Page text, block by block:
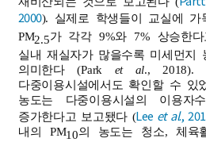
2000). 실제로 학생들이 교실에 가
PM2.5가 각각 9%와 7% 상승한
실내 재실자가 많을수록 미세먼지
의미한다 (Park et al., 2018).
다중이용시설에서도 확인할 수 있
농도는 다중이용시설의 이용자
증가한다고 보고됐다 (Lee et al.,
내의 PM10의 농도는 청소, 체육